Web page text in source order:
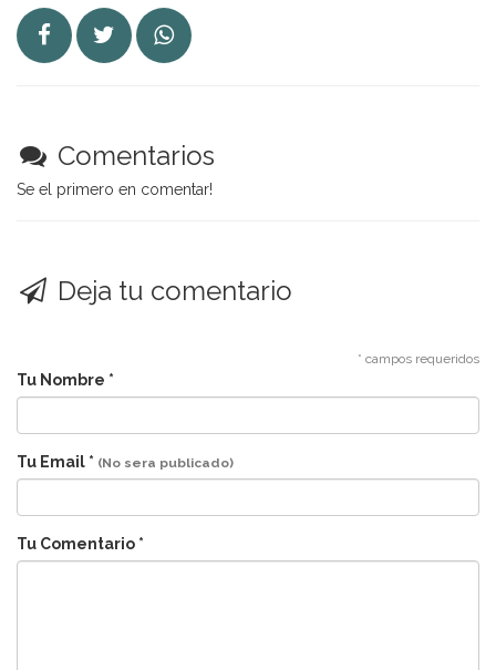
Comentarios
Se el primero en comentar!
Deja tu comentario
* campos requeridos
Tu Nombre *
Tu Email * (No sera publicado)
Tu Comentario *